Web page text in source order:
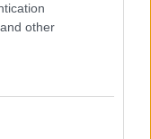
other